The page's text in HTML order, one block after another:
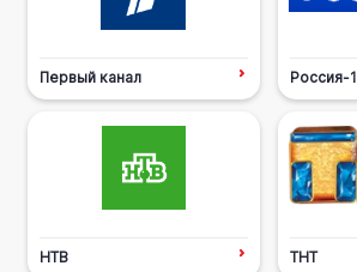
Первый канал Россия-1
НТВ ТНТ